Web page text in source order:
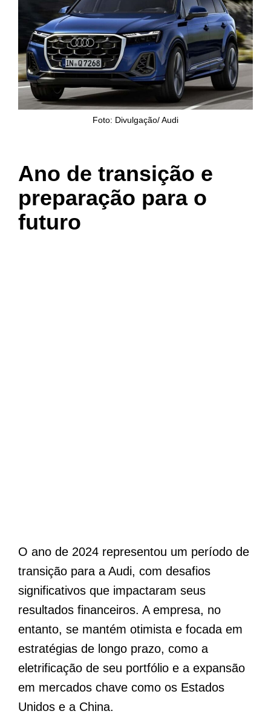
Foto: Divulgação/ Audi
Ano de transição e
preparação para o
futuro
O ano de 2024 representou um período de
transição para a Audi, com desafios
significativos que impactaram seus
resultados financeiros. A empresa, no
entanto, se mantém otimista e focada em
estratégias de longo prazo, como a
eletrificação de seu portfólio e a expansão
em mercados chave como os Estados
Unidos e a China.